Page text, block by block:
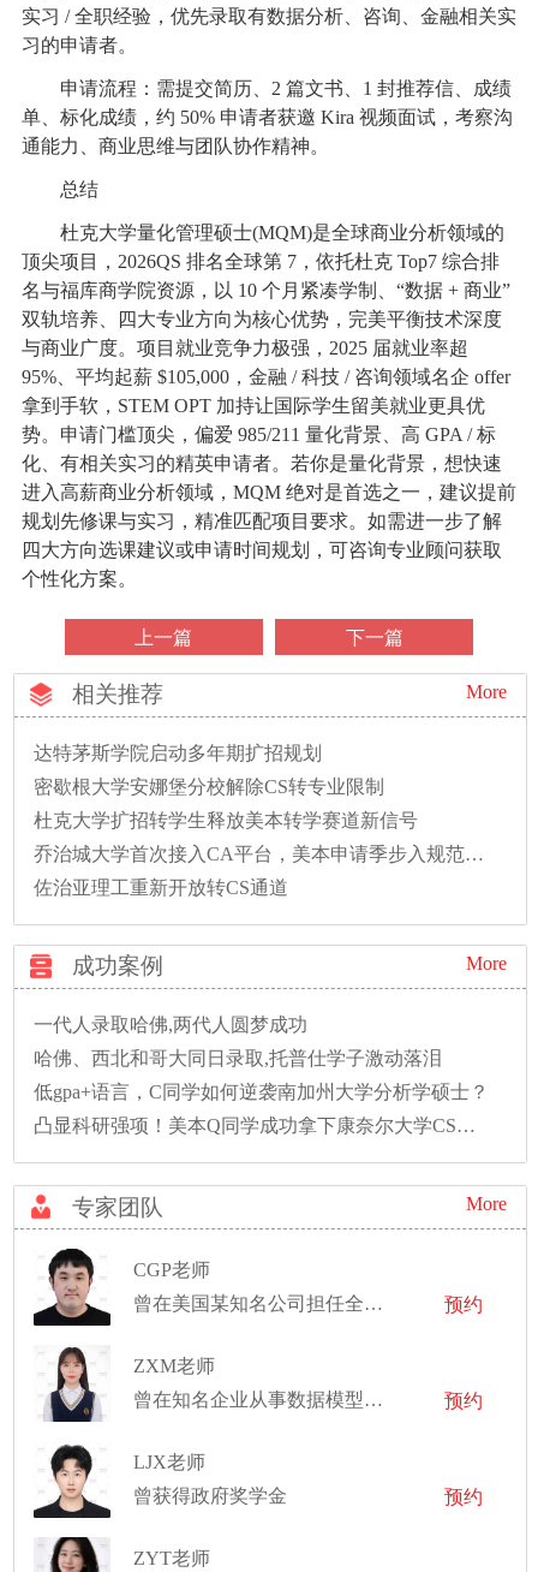
实习 / 全职经验，优先录取有数据分析、咨询、金融相关实
习的申请者。
申请流程：需提交简历、2 篇文书、1 封推荐信、成绩
单、标化成绩，约 50% 申请者获邀 Kira 视频面试，考察沟
通能力、商业思维与团队协作精神。
总结
杜克大学量化管理硕士(MQM)是全球商业分析领域的
顶尖项目，2026QS 排名全球第 7，依托杜克 Top7 综合排
名与福库商学院资源，以 10 个月紧凑学制、“数据 + 商业”
双轨培养、四大专业方向为核心优势，完美平衡技术深度
与商业广度。项目就业竞争力极强，2025 届就业率超
95%、平均起薪 $105,000，金融 / 科技 / 咨询领域名企 offer
拿到手软，STEM OPT 加持让国际学生留美就业更具优
势。申请门槛顶尖，偏爱 985/211 量化背景、高 GPA / 标
化、有相关实习的精英申请者。若你是量化背景，想快速
进入高薪商业分析领域，MQM 绝对是首选之一，建议提前
规划先修课与实习，精准匹配项目要求。如需进一步了解
四大方向选课建议或申请时间规划，可咨询专业顾问获取
个性化方案。
上一篇 下一篇
相关推荐 More
达特茅斯学院启动多年期扩招规划
密歇根大学安娜堡分校解除CS转专业限制
杜克大学扩招转学生释放美本转学赛道新信号
乔治城大学首次接入CA平台，美本申请季步入规范新时代
佐治亚理工重新开放转CS通道
成功案例 More
一代人录取哈佛,两代人圆梦成功
哈佛、西北和哥大同日录取,托普仕学子激动落泪
低gpa+语言，C同学如何逆袭南加州大学分析学硕士？
凸显科研强项！美本Q同学成功拿下康奈尔大学CS硕士录取！
专家团队 More
CGP老师
曾在美国某知名公司担任全栈工程师
预约
ZXM老师
曾在知名企业从事数据模型工作
预约
LJX老师
曾获得政府奖学金
预约
ZYT老师